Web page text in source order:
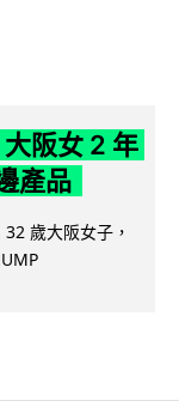
阪女 2 年
產品
歲大阪女子，